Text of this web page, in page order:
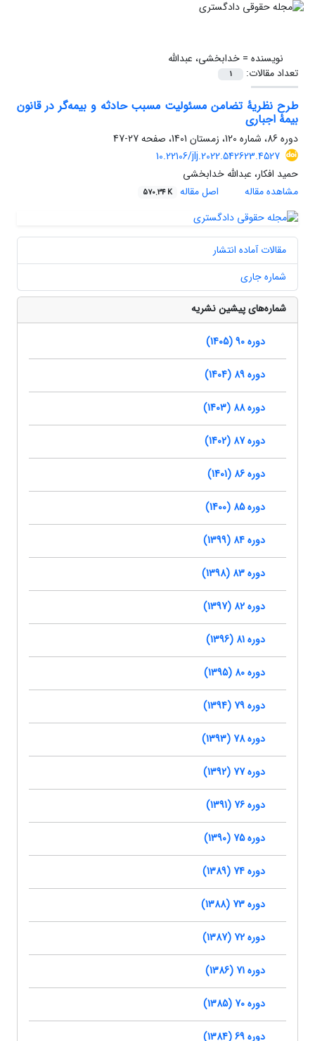
نویسنده =خدابخشی، عبدالله
تعداد مقالات:
1
طرح نظریۀ تضامن مسئولیت مسبب حادثه و بیمه‌گر در قانون
بیمۀ اجباری
دوره 86، شماره 120، زمستان 1401، صفحه
27-47
10.22106/jlj.2022.542623.4527
حمید افکار، عبدالله خدابخشی
مشاهده مقاله
اصل مقاله 570.34 K
مقالات آماده انتشار
شماره جاری
شماره‌های پیشین نشریه
دوره 90 (1405)
دوره 89 (1404)
دوره 88 (1403)
دوره 87 (1402)
دوره 86 (1401)
دوره 85 (1400)
دوره 84 (1399)
دوره 83 (1398)
دوره 82 (1397)
دوره 81 (1396)
دوره 80 (1395)
دوره 79 (1394)
دوره 78 (1393)
دوره 77 (1392)
دوره 76 (1391)
دوره 75 (1390)
دوره 74 (1389)
دوره 73 (1388)
دوره 72 (1387)
دوره 71 (1386)
دوره 70 (1385)
دوره 69 (1384)